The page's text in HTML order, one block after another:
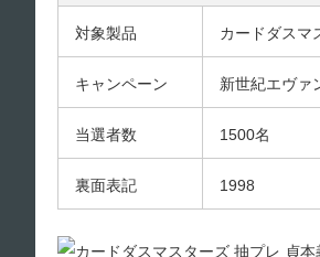
対象製品 カードダスマ
キャンペーン 新世紀エヴァ
当選者数 1500名
裏面表記 1998